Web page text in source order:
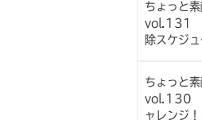
ちょっと
vol.131
除スケジュ
ちょっと
vol.130 ◎
ャレンジ！